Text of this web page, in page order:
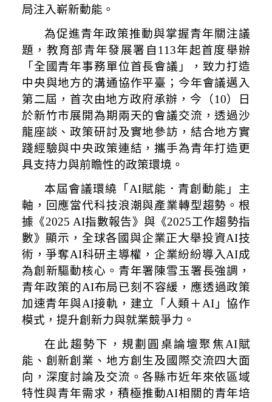
局注入嶄新動能。
為促進青年政策推動與掌握青年關注議
題，教育部青年發展署自113年起首度舉辦
「全國青年事務單位首長會議」，致力打造
中央與地方的溝通協作平臺；今年會議邁入
第二屆，首次由地方政府承辦，今（10）日
於新竹市展開為期兩天的會議交流，透過沙
龍座談、政策研討及實地參訪，結合地方實
踐經驗與中央政策連結，攜手為青年打造更
具支持力與前瞻性的政策環境。
本屆會議環繞「AI賦能．青創動能」主
軸，回應當代科技浪潮與產業轉型趨勢。根
據《2025 AI指數報告》與《2025工作趨勢指
數》顯示，全球各國與企業正大舉投資AI技
術，爭奪AI科研主導權，企業紛紛導入AI成
為創新驅動核心。青年署陳雪玉署長強調，
青年政策的AI布局已刻不容緩，應透過政策
加速青年與AI接軌，建立「人類＋AI」協作
模式，提升創新力與就業競爭力。
在此趨勢下，規劃圓桌論壇聚焦AI賦
能、創新創業、地方創生及國際交流四大面
向，深度討論及交流。各縣市近年來依區域
特性與青年需求，積極推動AI相關的青年培